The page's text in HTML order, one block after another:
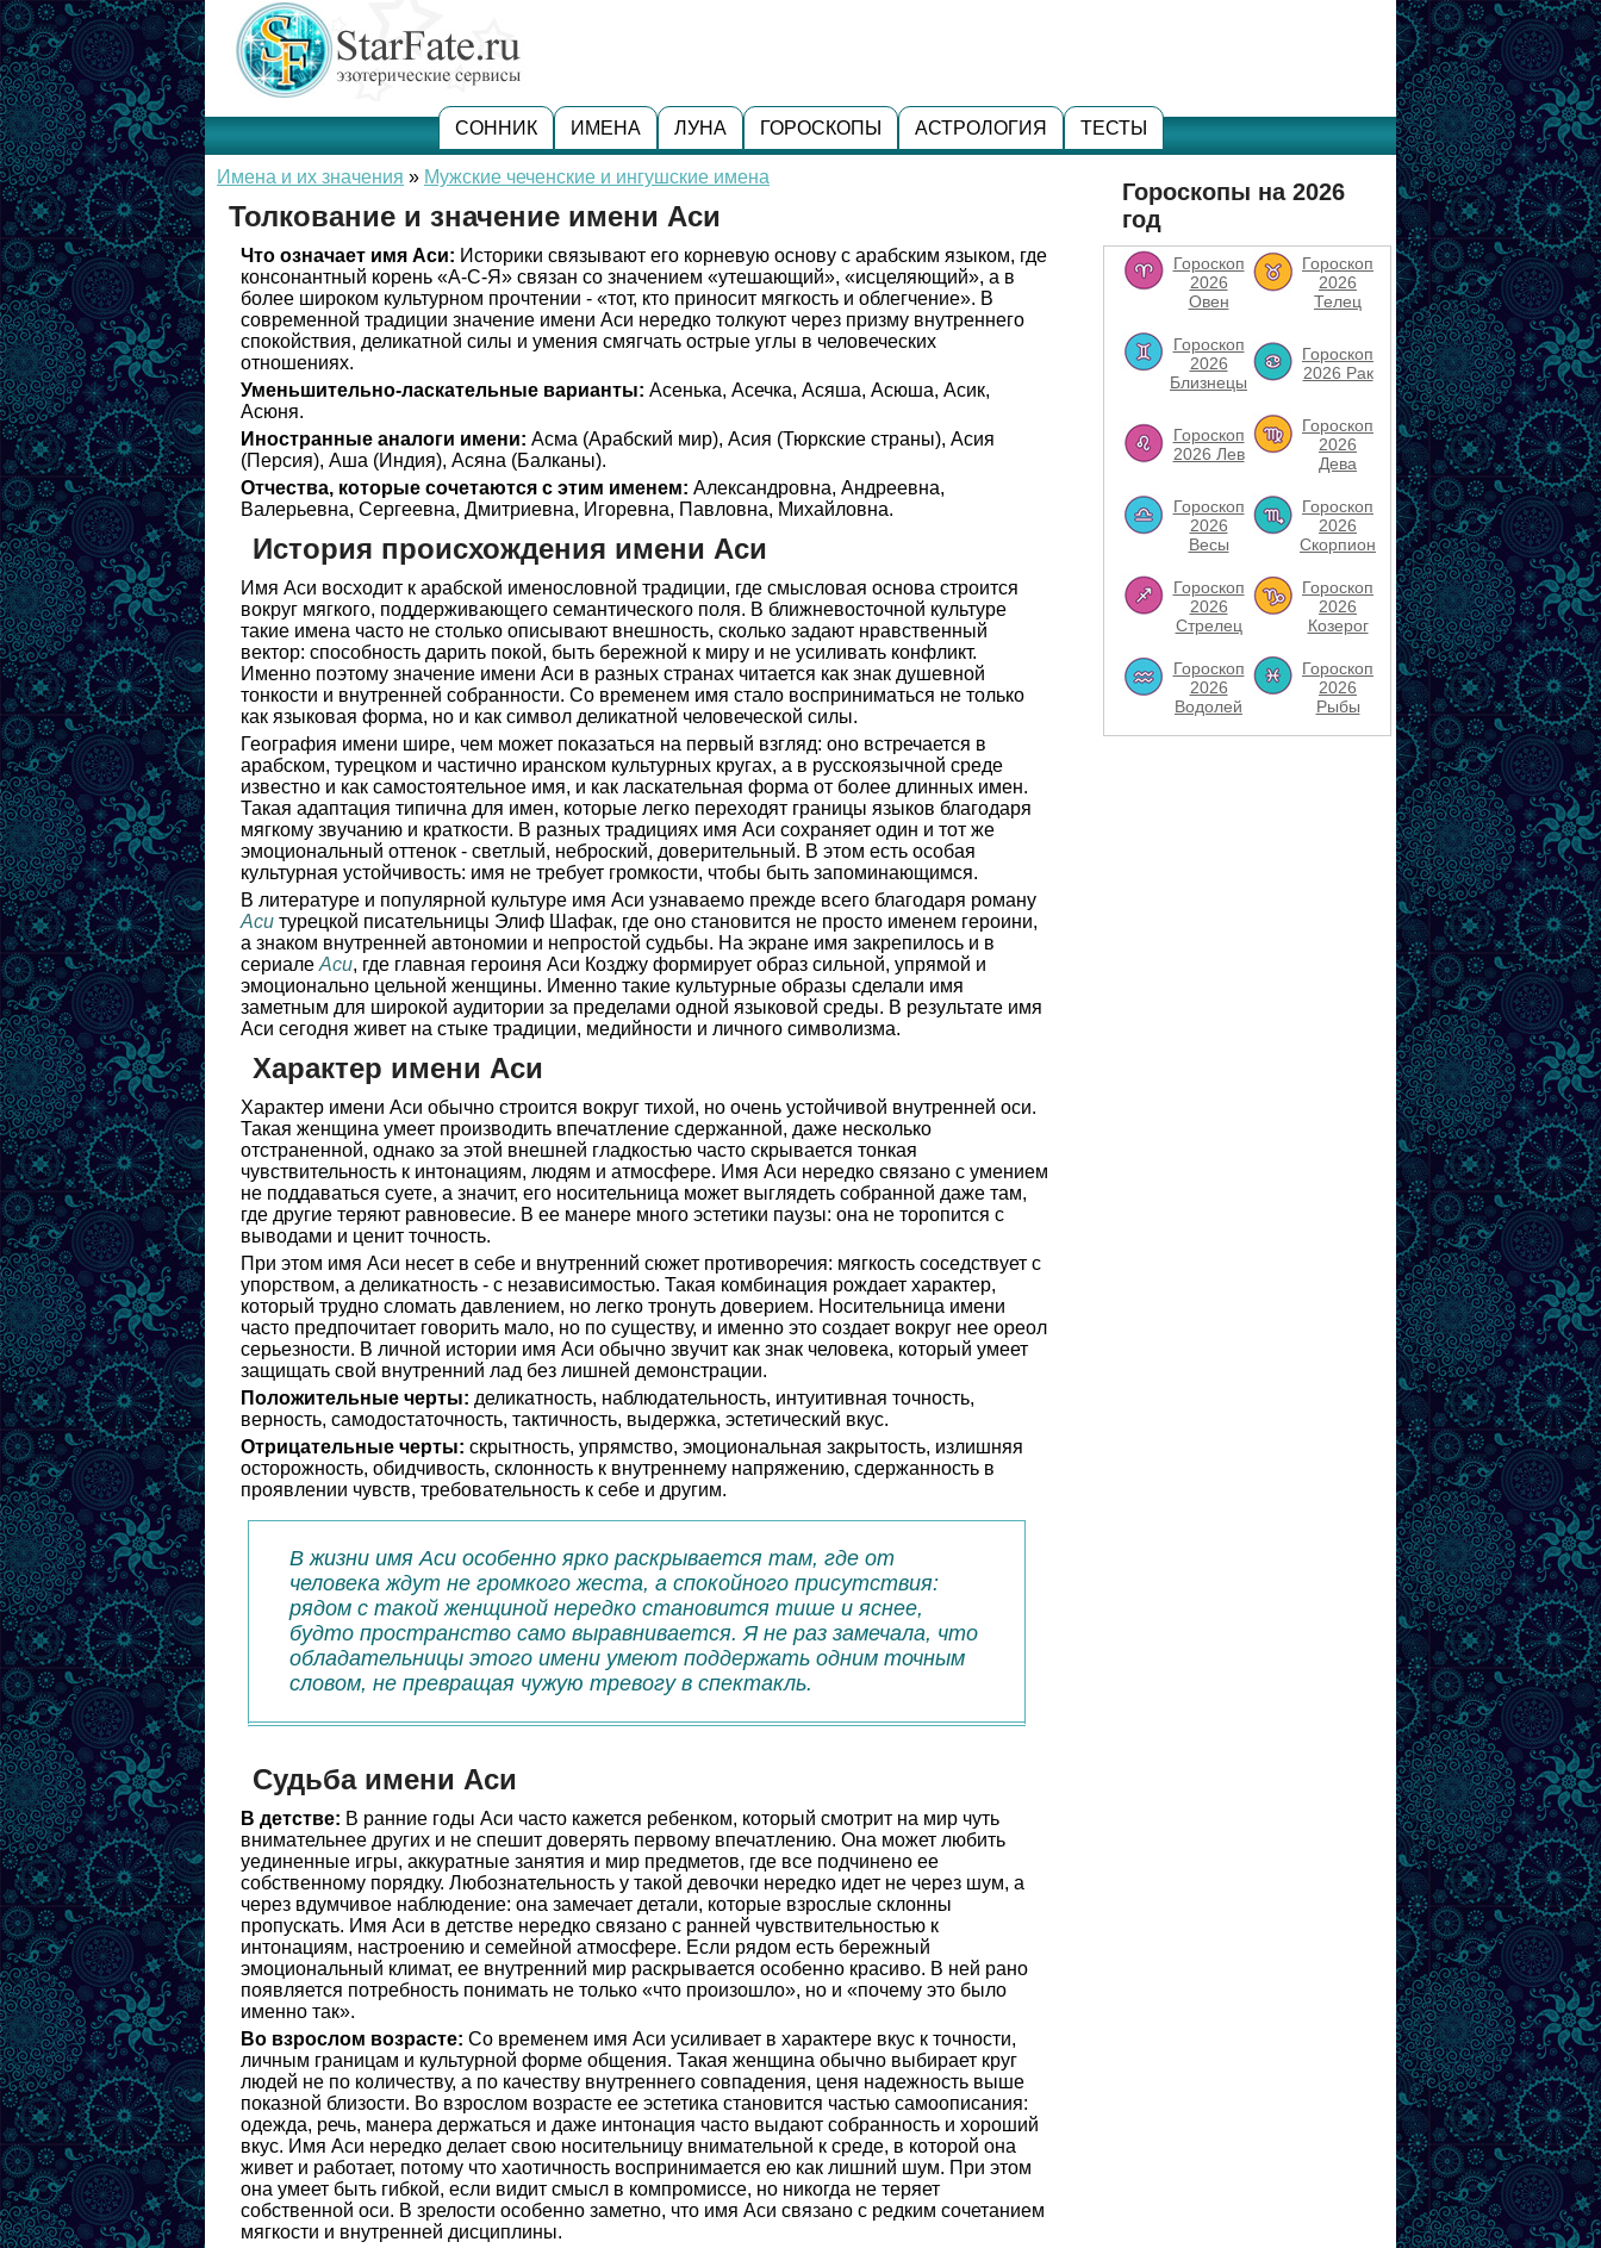
СОННИК ИМЕНА ЛУНА ГОРОСКОПЫ АСТРОЛОГИЯ ТЕСТЫ
Имена и их значения » Мужские чеченские и ингушские имена
Толкование и значение имени Аси
Что означает имя Аси: Историки связывают его корневую основу с арабским языком, где
консонантный корень «А-С-Я» связан со значением «утешающий», «исцеляющий», а в
более широком культурном прочтении - «тот, кто приносит мягкость и облегчение». В
современной традиции значение имени Аси нередко толкуют через призму внутреннего
спокойствия, деликатной силы и умения смягчать острые углы в человеческих
отношениях.
Уменьшительно-ласкательные варианты: Асенька, Асечка, Асяша, Асюша, Асик,
Асюня.
Иностранные аналоги имени: Асма (Арабский мир), Асия (Тюркские страны), Асия
(Персия), Аша (Индия), Асяна (Балканы).
Отчества, которые сочетаются с этим именем: Александровна, Андреевна,
Валерьевна, Сергеевна, Дмитриевна, Игоревна, Павловна, Михайловна.
История происхождения имени Аси
Имя Аси восходит к арабской именословной традиции, где смысловая основа строится
вокруг мягкого, поддерживающего семантического поля. В ближневосточной культуре
такие имена часто не столько описывают внешность, сколько задают нравственный
вектор: способность дарить покой, быть бережной к миру и не усиливать конфликт.
Именно поэтому значение имени Аси в разных странах читается как знак душевной
тонкости и внутренней собранности. Со временем имя стало восприниматься не только
как языковая форма, но и как символ деликатной человеческой силы.
География имени шире, чем может показаться на первый взгляд: оно встречается в
арабском, турецком и частично иранском культурных кругах, а в русскоязычной среде
известно и как самостоятельное имя, и как ласкательная форма от более длинных имен.
Такая адаптация типична для имен, которые легко переходят границы языков благодаря
мягкому звучанию и краткости. В разных традициях имя Аси сохраняет один и тот же
эмоциональный оттенок - светлый, неброский, доверительный. В этом есть особая
культурная устойчивость: имя не требует громкости, чтобы быть запоминающимся.
В литературе и популярной культуре имя Аси узнаваемо прежде всего благодаря роману
Аси турецкой писательницы Элиф Шафак, где оно становится не просто именем героини,
а знаком внутренней автономии и непростой судьбы. На экране имя закрепилось и в
сериале Аси, где главная героиня Аси Козджу формирует образ сильной, упрямой и
эмоционально цельной женщины. Именно такие культурные образы сделали имя
заметным для широкой аудитории за пределами одной языковой среды. В результате имя
Аси сегодня живет на стыке традиции, медийности и личного символизма.
Характер имени Аси
Характер имени Аси обычно строится вокруг тихой, но очень устойчивой внутренней оси.
Такая женщина умеет производить впечатление сдержанной, даже несколько
отстраненной, однако за этой внешней гладкостью часто скрывается тонкая
чувствительность к интонациям, людям и атмосфере. Имя Аси нередко связано с умением
не поддаваться суете, а значит, его носительница может выглядеть собранной даже там,
где другие теряют равновесие. В ее манере много эстетики паузы: она не торопится с
выводами и ценит точность.
При этом имя Аси несет в себе и внутренний сюжет противоречия: мягкость соседствует с
упорством, а деликатность - с независимостью. Такая комбинация рождает характер,
который трудно сломать давлением, но легко тронуть доверием. Носительница имени
часто предпочитает говорить мало, но по существу, и именно это создает вокруг нее ореол
серьезности. В личной истории имя Аси обычно звучит как знак человека, который умеет
защищать свой внутренний лад без лишней демонстрации.
Положительные черты: деликатность, наблюдательность, интуитивная точность,
верность, самодостаточность, тактичность, выдержка, эстетический вкус.
Отрицательные черты: скрытность, упрямство, эмоциональная закрытость, излишняя
осторожность, обидчивость, склонность к внутреннему напряжению, сдержанность в
проявлении чувств, требовательность к себе и другим.
В жизни имя Аси особенно ярко раскрывается там, где от
человека ждут не громкого жеста, а спокойного присутствия:
рядом с такой женщиной нередко становится тише и яснее,
будто пространство само выравнивается. Я не раз замечала, что
обладательницы этого имени умеют поддержать одним точным
словом, не превращая чужую тревогу в спектакль.
Судьба имени Аси
В детстве: В ранние годы Аси часто кажется ребенком, который смотрит на мир чуть
внимательнее других и не спешит доверять первому впечатлению. Она может любить
уединенные игры, аккуратные занятия и мир предметов, где все подчинено ее
собственному порядку. Любознательность у такой девочки нередко идет не через шум, а
через вдумчивое наблюдение: она замечает детали, которые взрослые склонны
пропускать. Имя Аси в детстве нередко связано с ранней чувствительностью к
интонациям, настроению и семейной атмосфере. Если рядом есть бережный
эмоциональный климат, ее внутренний мир раскрывается особенно красиво. В ней рано
появляется потребность понимать не только «что произошло», но и «почему это было
именно так».
Во взрослом возрасте: Со временем имя Аси усиливает в характере вкус к точности,
личным границам и культурной форме общения. Такая женщина обычно выбирает круг
людей не по количеству, а по качеству внутреннего совпадения, ценя надежность выше
показной близости. Во взрослом возрасте ее эстетика становится частью самоописания:
одежда, речь, манера держаться и даже интонация часто выдают собранность и хороший
вкус. Имя Аси нередко делает свою носительницу внимательной к среде, в которой она
живет и работает, потому что хаотичность воспринимается ею как лишний шум. При этом
она умеет быть гибкой, если видит смысл в компромиссе, но никогда не теряет
собственной оси. В зрелости особенно заметно, что имя Аси связано с редким сочетанием
мягкости и внутренней дисциплины.
Гороскопы на 2026
год
Гороскоп
2026
Овен
Гороскоп
2026
Телец
Гороскоп
2026
Близнецы
Гороскоп
2026 Рак
Гороскоп
2026 Лев
Гороскоп
2026
Дева
Гороскоп
2026
Весы
Гороскоп
2026
Скорпион
Гороскоп
2026
Стрелец
Гороскоп
2026
Козерог
Гороскоп
2026
Водолей
Гороскоп
2026
Рыбы